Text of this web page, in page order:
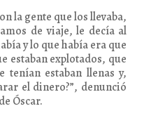
la gente que los llevaba,
de viaje, le decía al
y lo que había era que
estaban explotados, que
tenían estaban llenas y,
el dinero?”, denunció
Óscar.